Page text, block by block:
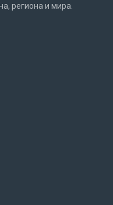
региона и мира.